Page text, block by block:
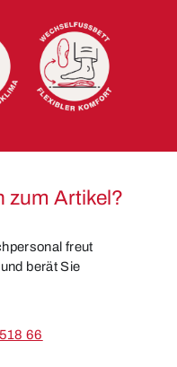
zum Artikel?
freut
berät Sie
66